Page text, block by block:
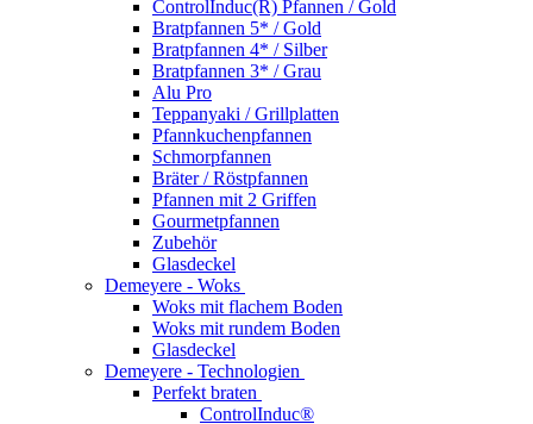
ControlInduc(R) Pfannen / Gold
Bratpfannen 5* / Gold
Bratpfannen 4* / Silber
Bratpfannen 3* / Grau
Alu Pro
Teppanyaki / Grillplatten
Pfannkuchenpfannen
Schmorpfannen
Bräter / Röstpfannen
Pfannen mit 2 Griffen
Gourmetpfannen
Zubehör
Glasdeckel
Demeyere - Woks
Woks mit flachem Boden
Woks mit rundem Boden
Glasdeckel
Demeyere - Technologien
Perfekt braten
ControlInduc®